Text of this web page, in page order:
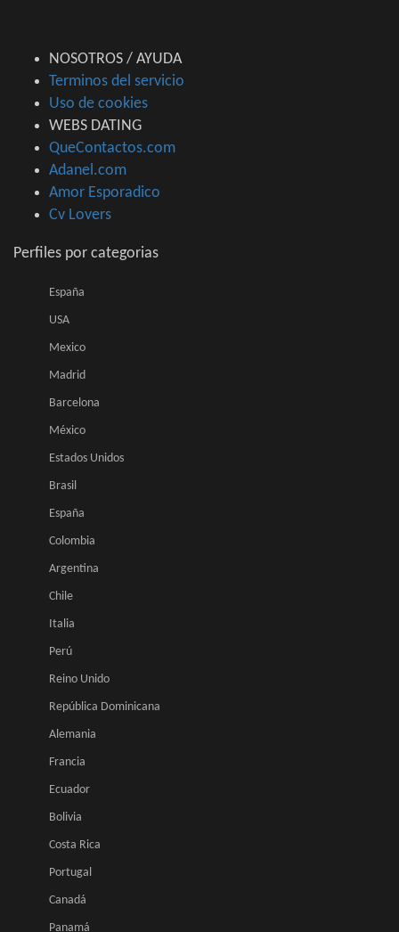
NOSOTROS / AYUDA
Terminos del servicio
Uso de cookies
WEBS DATING
QueContactos.com
Adanel.com
Amor Esporadico
Cv Lovers
Perfiles por categorias
España
USA
Mexico
Madrid
Barcelona
México
Estados Unidos
Brasil
España
Colombia
Argentina
Chile
Italia
Perú
Reino Unido
República Dominicana
Alemania
Francia
Ecuador
Bolivia
Costa Rica
Portugal
Canadá
Panamá